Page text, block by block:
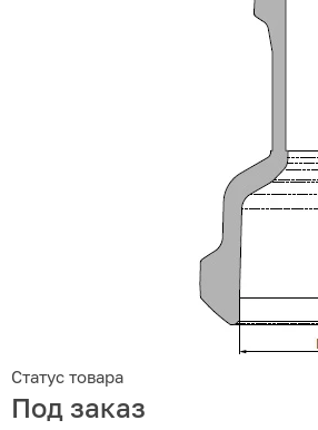
Статус товара
Под заказ